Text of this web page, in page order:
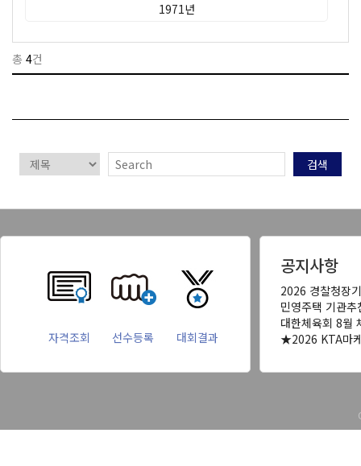
1971년
총 4건
검색
자격조회 선수등록 대회결과
공지사항
2026 경찰청장
민영주택 기관
대한체육회 8월
★2026 KTA마